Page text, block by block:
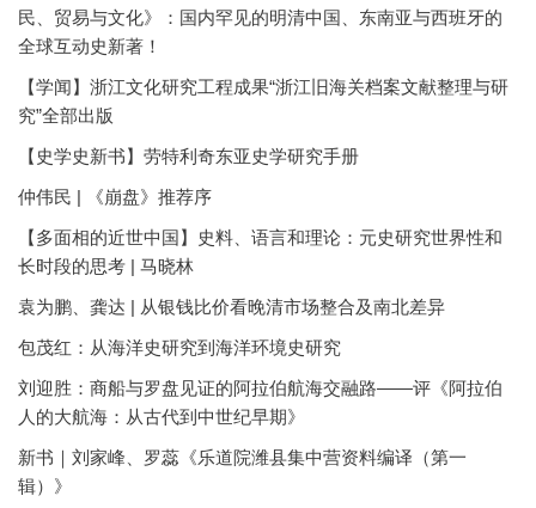
民、贸易与文化》：国内罕见的明清中国、东南亚与西班牙的
全球互动史新著！
【学闻】浙江文化研究工程成果“浙江旧海关档案文献整理与研
究”全部出版
【史学史新书】劳特利奇东亚史学研究手册
仲伟民 | 《崩盘》推荐序
【多面相的近世中国】史料、语言和理论：元史研究世界性和
长时段的思考 | 马晓林
袁为鹏、龚达 | 从银钱比价看晚清市场整合及南北差异
包茂红：从海洋史研究到海洋环境史研究
刘迎胜：商船与罗盘见证的阿拉伯航海交融路——评《阿拉伯
人的大航海：从古代到中世纪早期》
新书｜刘家峰、罗蕊《乐道院潍县集中营资料编译（第一
辑）》